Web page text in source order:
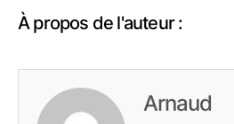
À propos de l'auteur :
Arnaud